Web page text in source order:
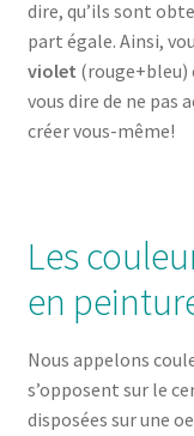
dire, qu’ils sont
part égale. Ainsi,
violet (rouge+bleu)
vous dire de ne pas
créer vous-même!
Les
en
Nous appelons
s’opposent sur le
disposées sur une